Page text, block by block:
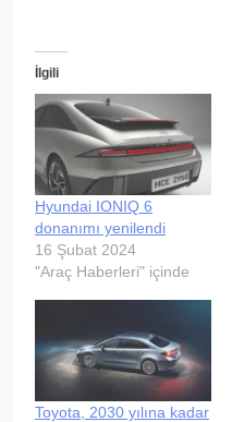
İlgili
Hyundai IONIQ 6
donanımı yenilendi
16 Şubat 2024
"Araç Haberleri" içinde
Toyota, 2030 yılına kadar